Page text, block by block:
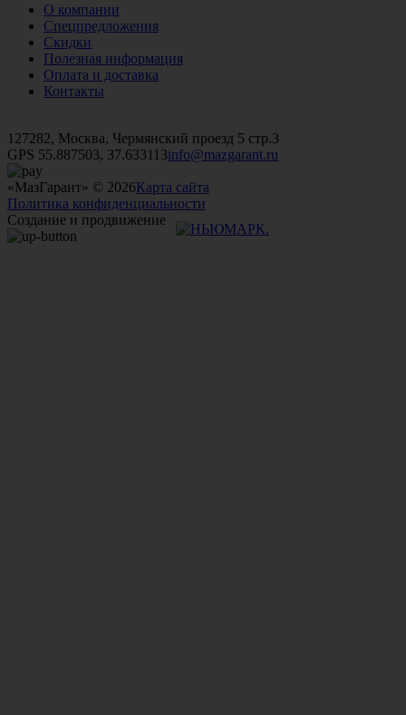
О компании
Спецпредложения
Скидки
Полезная информация
Оплата и доставка
Контакты
127282, Москва, Чермянский проезд 5 стр.3
GPS 55.887503, 37.633113info@mazgarant.ru
«МазГарант» © 2026Карта сайта
Политика конфиденциальности
Создание и продвижение